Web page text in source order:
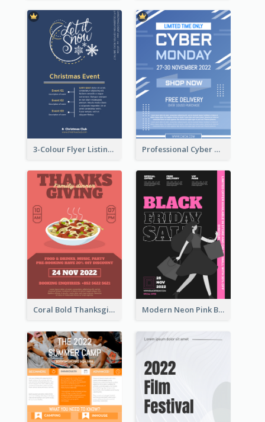
3-Colour Flyer Listing Christmas Activities Professional Cyber Monday Free Delivery Promotion Flyer Design
Coral Bold Thanksgiving Dinner Promotion Flyer Modern Neon Pink Black Friday Shopping Sale Day Flyer